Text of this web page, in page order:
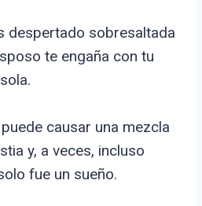
despertado sobresaltada
te engaña con tu
causar una mezcla
y, a veces, incluso
fue un sueño.